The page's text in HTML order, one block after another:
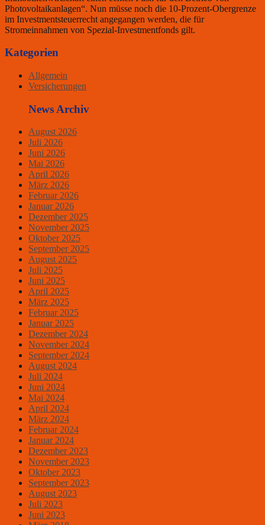
Photovoltaikanlagen“. Nun müsse noch die 10-Prozent-Obergrenze
im Investmentsteuerrecht angegangen werden, die für
Stromeinnahmen von Spezial-Investmentfonds gilt.
Kategorien
Allgemein
Versicherungen
News Archiv
August 2026
Juli 2026
Juni 2026
Mai 2026
April 2026
März 2026
Februar 2026
Januar 2026
Dezember 2025
November 2025
Oktober 2025
September 2025
August 2025
Juli 2025
Juni 2025
April 2025
März 2025
Februar 2025
Januar 2025
Dezember 2024
November 2024
September 2024
August 2024
Juli 2024
Juni 2024
Mai 2024
April 2024
März 2024
Februar 2024
Januar 2024
Dezember 2023
November 2023
Oktober 2023
September 2023
August 2023
Juli 2023
Juni 2023